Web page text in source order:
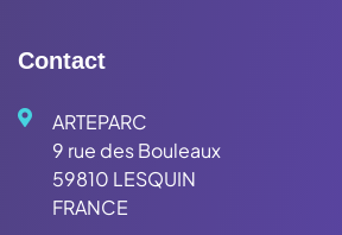
Contact
ARTEPARC
9 rue des Bouleaux
59810 LESQUIN
FRANCE